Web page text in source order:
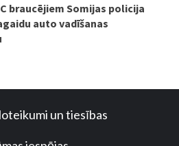
braucējiem Somijas policija
auto vadīšanas
un tiesības